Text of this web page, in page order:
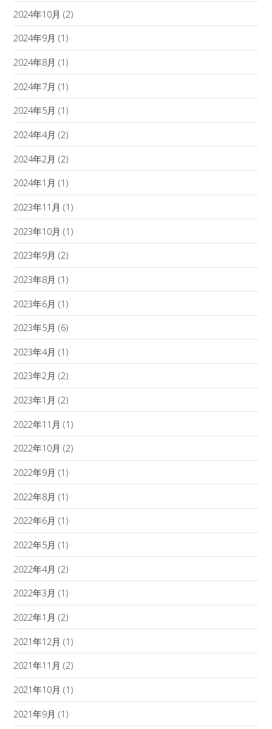
2024年10月 (2)
2024年9月 (1)
2024年8月 (1)
2024年7月 (1)
2024年5月 (1)
2024年4月 (2)
2024年2月 (2)
2024年1月 (1)
2023年11月 (1)
2023年10月 (1)
2023年9月 (2)
2023年8月 (1)
2023年6月 (1)
2023年5月 (6)
2023年4月 (1)
2023年2月 (2)
2023年1月 (2)
2022年11月 (1)
2022年10月 (2)
2022年9月 (1)
2022年8月 (1)
2022年6月 (1)
2022年5月 (1)
2022年4月 (2)
2022年3月 (1)
2022年1月 (2)
2021年12月 (1)
2021年11月 (2)
2021年10月 (1)
2021年9月 (1)